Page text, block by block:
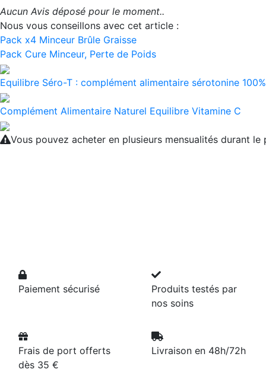
Aucun Avis déposé pour le moment..
Nous vous conseillons avec cet article :
Pack x4 Minceur Brûle Graisse
Pack Cure Minceur, Perte de Poids
Equilibre Séro-T : complément alimentaire sérotonine
Complément Alimentaire Naturel Equilibre Vitamine C
Vous pouvez acheter en plusieurs mensualités durant le
Paiement sécurisé
Produits testés par
nos soins
Frais de port offerts
dès 35 €
Livraison en 48h/72h